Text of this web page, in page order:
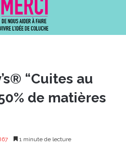
“Cuites au
de matières
1 minute de lecture